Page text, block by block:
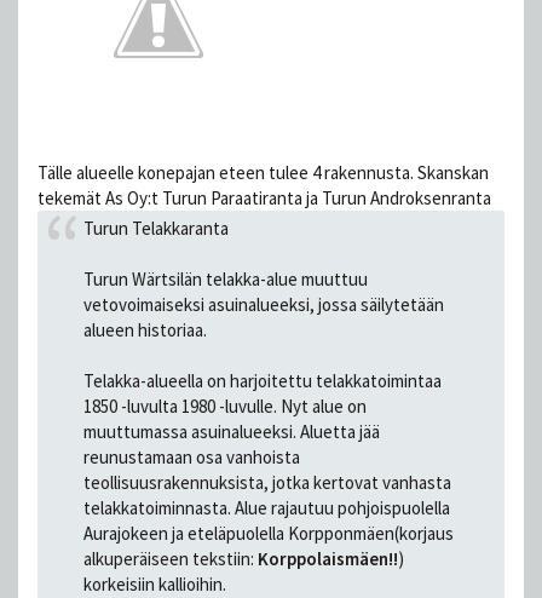
Tälle alueelle konepajan eteen tulee 4 rakennusta. Skanskan
tekemät As Oy:t Turun Paraatiranta ja Turun Androksenranta
Turun Telakkaranta
Turun Wärtsilän telakka-alue muuttuu
vetovoimaiseksi asuinalueeksi, jossa säilytetään
alueen historiaa.
Telakka-alueella on harjoitettu telakkatoimintaa
1850 -luvulta 1980 -luvulle. Nyt alue on
muuttumassa asuinalueeksi. Aluetta jää
reunustamaan osa vanhoista
teollisuusrakennuksista, jotka kertovat vanhasta
telakkatoiminnasta. Alue rajautuu pohjoispuolella
Aurajokeen ja eteläpuolella Korpponmäen(korjaus
alkuperäiseen tekstiin: Korppolaismäen!!)
korkeisiin kallioihin.